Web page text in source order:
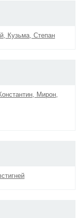
Кузьма, Степан
Мирон,